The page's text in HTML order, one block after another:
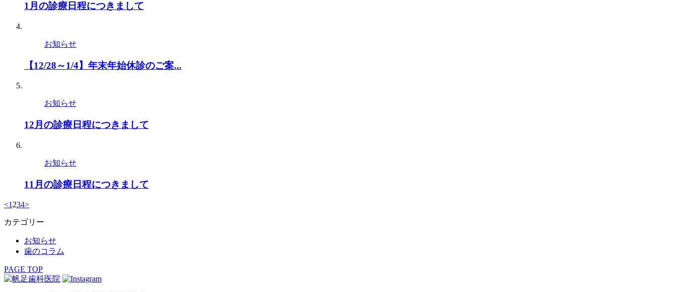
1月の診療日程につきまして
お知らせ
【12/28～1/4】年末年始休診のご案...
お知らせ
12月の診療日程につきまして
お知らせ
11月の診療日程につきまして
<1 234>
カテゴリー
お知らせ
歯のコラム
PAGE TOP